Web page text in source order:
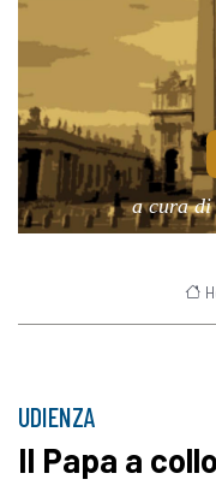
a cura di
UDIENZA
Il Papa a